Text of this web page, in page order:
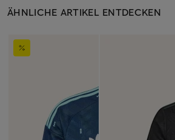
ÄHNLICHE ARTIKEL ENTDECKEN